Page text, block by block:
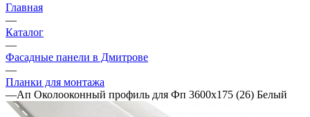
Главная
—
Каталог
—
Фасадные панели в Дмитрове
—
Планки для монтажа
—Ап Околооконный профиль для Фп 3600х175 (26) Белый